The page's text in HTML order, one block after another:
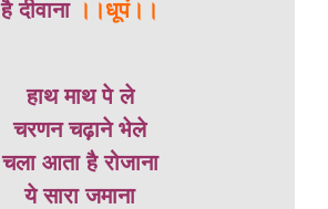
है दीवाना ।।धूपं।।
हाथ माथ पे ले
चरणन चढ़ाने भेले
चला आता है रोजाना
ये सारा जमाना